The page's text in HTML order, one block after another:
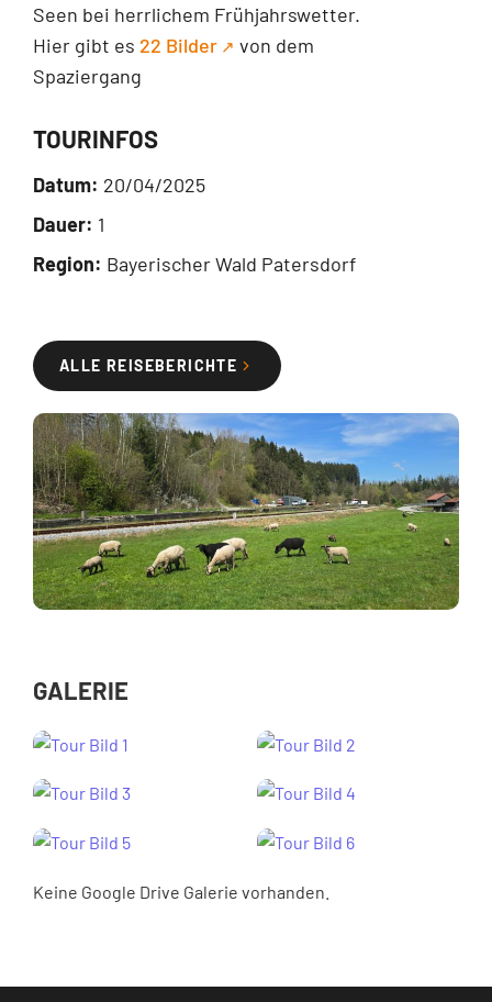
Seen bei herrlichem Frühjahrswetter.
Hier gibt es 22 Bilder
von dem
Spaziergang
TOURINFOS
Datum: 20/04/2025
Dauer: 1
Region: Bayerischer Wald Patersdorf
ALLE REISEBERICHTE
GALERIE
Keine Google Drive Galerie vorhanden.